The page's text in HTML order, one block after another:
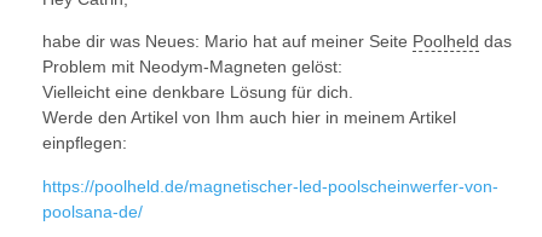
habe dir was Neues: Mario hat auf meiner Seite Poolheld das
Problem mit Neodym-Magneten gelöst:
Vielleicht eine denkbare Lösung für dich.
Werde den Artikel von Ihm auch hier in meinem Artikel
einpflegen:
https://poolheld.de/magnetischer-led-poolscheinwerfer-von-
poolsana-de/